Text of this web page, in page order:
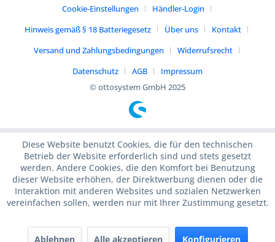
Cookie-Einstellungen
Händler-Login
Hinweis gemäß § 18 Batteriegesetz
Über uns
Kontakt
Versand und Zahlungsbedingungen
Widerrufsrecht
Datenschutz
AGB
Impressum
© ottosystem GmbH 2025
Diese Website benutzt Cookies, die für den technischen
Betrieb der Website erforderlich sind und stets gesetzt
werden. Andere Cookies, die den Komfort bei Benutzung
dieser Website erhöhen, der Direktwerbung dienen oder die
Interaktion mit anderen Websites und sozialen Netzwerken
vereinfachen sollen, werden nur mit Ihrer Zustimmung gesetzt.
Ablehnen Alle akzeptieren Konfigurieren